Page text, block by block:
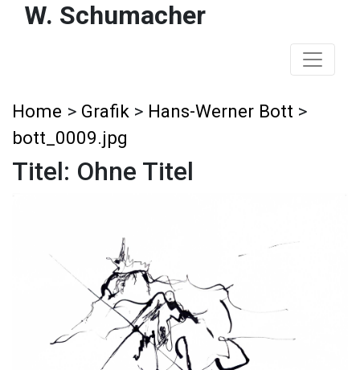
W. Schumacher
Home > Grafik > Hans-Werner Bott >
bott_0009.jpg
Titel: Ohne Titel